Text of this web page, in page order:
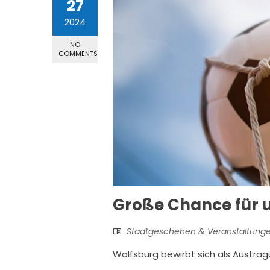
27
2024
NO
COMMENTS
Große Chance für
Stadtgeschehen &
Wolfsburg bewirbt sich als